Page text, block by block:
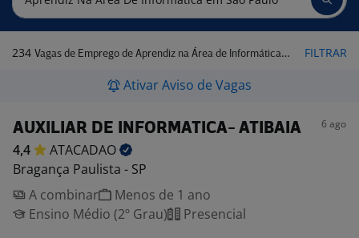
234 Vagas de Emprego de Aprendiz na Área de Informática em São Paulo FILTRAR
Ativar Aviso de Vagas
AUXILIAR DE INFORMATICA- ATIBAIA 6 ago
4,4
ATACADAO
Bragança Paulista - SP
A combinar
Menos de 1 ano
Ensino Médio (2º Grau)
Presencial